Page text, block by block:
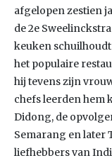
afgelopen zestien
de 2e
keuken
het populaire
hij tevens zijn
chefs leerden hem
Didong, de
Semarang en later
liefhebbers van